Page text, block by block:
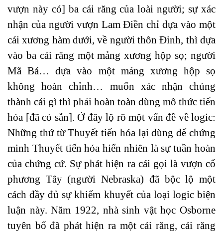
vượn này có] ba cái răng của loài người; sự xác
nhận của người vượn Lam Điền chỉ dựa vào một
cái xương hàm dưới, về người thôn Đinh, thì dựa
vào ba cái răng một mảng xương hộp sọ; người
Mã Bá… dựa vào một mảng xương hộp sọ
không hoàn chỉnh… muốn xác nhận chúng
thành cái gì thì phải hoàn toàn dùng mô thức tiến
hóa [đã có sẵn]. Ở đây lộ rõ một vấn đề về logic:
Những thứ từ Thuyết tiến hóa lại dùng để chứng
minh Thuyết tiến hóa hiển nhiên là sự tuần hoàn
của chứng cứ. Sự phát hiện ra cái gọi là vượn cổ
phương Tây (người Nebraska) đã bộc lộ một
cách đầy đủ sự khiếm khuyết của loại logic biện
luận này. Năm 1922, nhà sinh vật học Osborne
tuyên bố đã phát hiện ra một cái răng, cái răng